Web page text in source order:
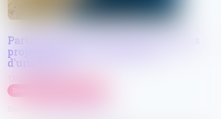
Participation du public pour certains
projets soumis à autorisation
d'urbanisme
Droit public